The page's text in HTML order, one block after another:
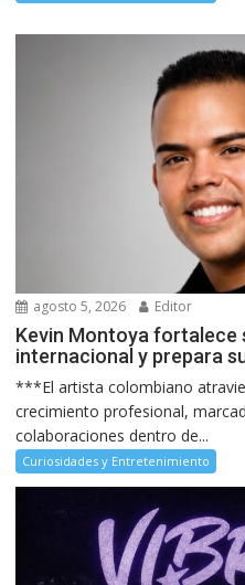
agosto 5, 2026 Editor
Kevin Montoya fortalece
internacional y prepara
***El artista colombiano
crecimiento profesional,
colaboraciones dentro de...
Curiosidades y Entretenimiento